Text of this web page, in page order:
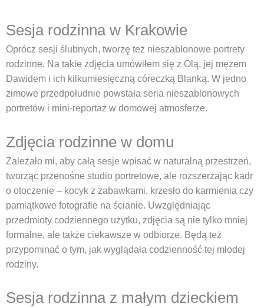
Sesja rodzinna w Krakowie
Oprócz sesji ślubnych, tworzę też nieszablonowe portrety
rodzinne. Na takie zdjęcia umówiłem się z Olą, jej mężem
Dawidem i ich kilkumiesięczną córeczką Blanką. W jedno
zimowe przedpołudnie powstała seria nieszablonowych
portretów i mini-reportaż w domowej atmosferze.
Zdjęcia rodzinne w domu
Zależało mi, aby całą sesje wpisać w naturalną przestrzeń,
tworząc przenośne studio portretowe, ale rozszerzając kadr
o otoczenie – kocyk z zabawkami, krzesło do karmienia czy
pamiątkowe fotografie na ścianie. Uwzględniając
przedmioty codziennego użytku, zdjęcia są nie tylko mniej
formalne, ale także ciekawsze w odbiorze. Będą też
przypominać o tym, jak wyglądała codzienność tej młodej
rodziny.
Sesja rodzinna z małym dzieckiem